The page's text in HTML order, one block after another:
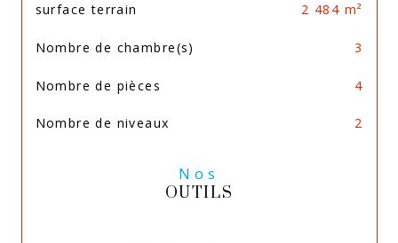
surface terrain 2 484 m²
Nombre de chambre(s) 3
Nombre de pièces 4
Nombre de niveaux 2
Nos
OUTILS